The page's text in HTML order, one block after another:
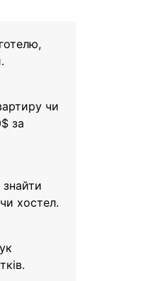
чи
за
знайти
хостел.